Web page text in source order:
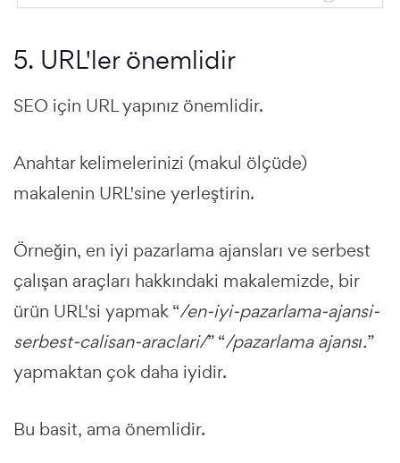
5. URL'ler önemlidir
SEO için URL yapınız önemlidir.
Anahtar kelimelerinizi (makul ölçüde)
makalenin URL'sine yerleştirin.
Örneğin, en iyi pazarlama ajansları ve serbest
çalışan araçları hakkındaki makalemizde, bir
ürün URL'si yapmak “/en-iyi-pazarlama-ajansi-
serbest-calisan-araclari/” “/pazarlama ajansı.”
yapmaktan çok daha iyidir.
Bu basit, ama önemlidir.